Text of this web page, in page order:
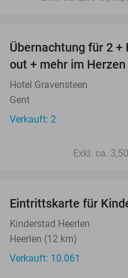
Übernachtung für 2 +
out + mehr im
Hotel Gravensteen
Gent
Verkauft: 2
Exkl. ca.
Eintrittskarte für
Kinderstad Heerlen
Heerlen (12 km)
Verkauft: 10.061